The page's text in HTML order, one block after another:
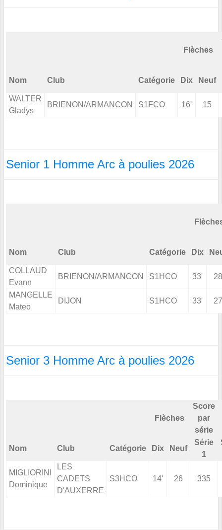
Flèches
Nom Club Catégorie Dix Neuf
WALTER
Gladys
BRIENON/ARMANCON S1FCO 16' 15
Senior 1 Homme Arc à poulies 2026
Nom Club Catégorie Dix
COLLAUD
Evann
BRIENON/ARMANCON S1HCO 33' 28
MANGELLE
Mateo
DIJON S1HCO 33' 27
Senior 3 Homme Arc à poulies 2026
Flèches
Score
par
série
Nom Club Catégorie Dix Neuf
Série
1
MIGLIORINI
Dominique
LES
CADETS
D'AUXERRE
S3HCO 14' 26 335